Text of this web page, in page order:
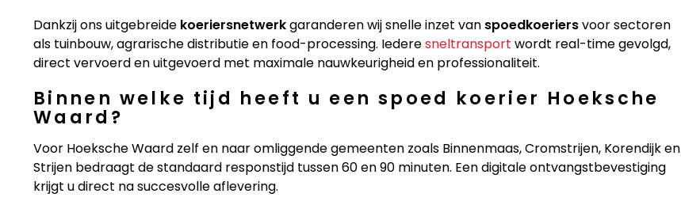
Dankzij ons uitgebreide koeriersnetwerkgaranderen wij snelle inzet van spoedkoeriersvoor sectoren
als tuinbouw, agrarische distributie en food-processing. Iederesneltransport wordt real-time gevolgd,
direct vervoerd en uitgevoerd met maximale nauwkeurigheid en professionaliteit.
Binnen welke tijd heeft u een spoed koerier Hoeksche
Waard?
Voor Hoeksche Waard zelf en naar omliggende gemeenten zoals Binnenmaas, Cromstrijen, Korendijk en
Strijen bedraagt de standaard responstijd tussen 60 en 90 minuten. Een digitale ontvangstbevestiging
krijgt u direct na succesvolle aflevering.